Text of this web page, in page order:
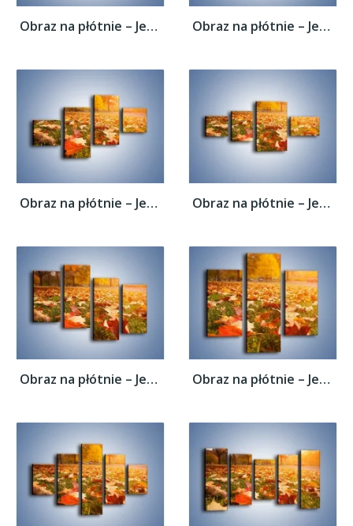
Obraz na płótnie – Jesień na trawie –... Obraz na płótnie – Jesień na trawie –...
Obraz na płótnie – Jesień na trawie –... Obraz na płótnie – Jesień na trawie –...
Obraz na płótnie – Jesień na trawie –... Obraz na płótnie – Jesień na trawie –...